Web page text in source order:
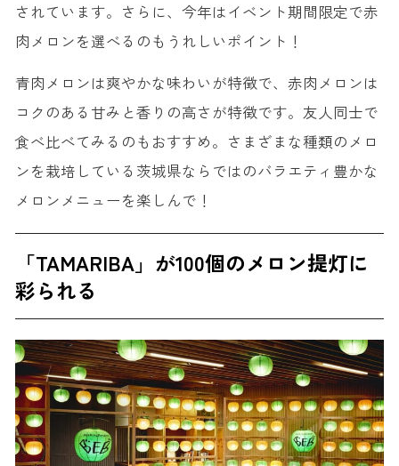
されています。さらに、今年はイベント期間限定で赤
肉メロンを選べるのもうれしいポイント！
青肉メロンは爽やかな味わいが特徴で、赤肉メロンは
コクのある甘みと香りの高さが特徴です。友人同士で
食べ比べてみるのもおすすめ。さまざまな種類のメロ
ンを栽培している茨城県ならではのバラエティ豊かな
メロンメニューを楽しんで！
「TAMARIBA」が100個のメロン提灯に
彩られる